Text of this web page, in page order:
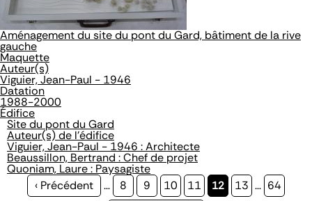
Aménagement du site du pont du Gard, bâtiment de la rive
gauche
Maquette
Auteur(s)
Viguier, Jean-Paul - 1946
Datation
1988-2000
Édifice
Site du pont du Gard
Auteur(s) de l'édifice
Viguier, Jean-Paul - 1946 : Architecte
Beaussillon, Bertrand : Chef de projet
Quoniam, Laure : Paysagiste
Page
‹ Précédent … Page
8 Page
9 Page
10 Page
11
Page
12 Page
13 … Page
64